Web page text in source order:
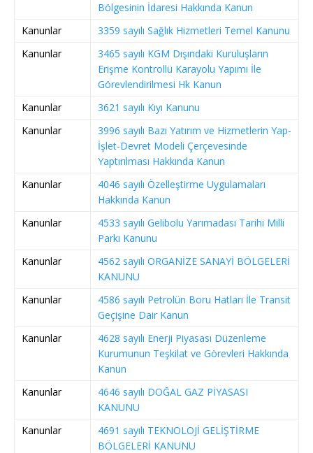
Bölgesinin İdaresi Hakkında Kanun
Kanunlar
3359 sayılı Sağlık Hizmetleri Temel Kanunu
Kanunlar
3465 sayılı KGM Dışındaki Kuruluşların
Erişme Kontrollü Karayolu Yapımı İle
Görevlendirilmesi Hk Kanun
Kanunlar
3621 sayılı Kıyı Kanunu
Kanunlar
3996 sayılı Bazı Yatırım ve Hizmetlerin Yap-
İşlet-Devret Modeli Çerçevesinde
Yaptırılması Hakkında Kanun
Kanunlar
4046 sayılı Özelleştirme Uygulamaları
Hakkında Kanun
Kanunlar
4533 sayılı Gelibolu Yarımadası Tarihi Milli
Parkı Kanunu
Kanunlar
4562 sayılı ORGANİZE SANAYİ BÖLGELERİ
KANUNU
Kanunlar
4586 sayılı Petrolün Boru Hatları İle Transit
Geçişine Dair Kanun
Kanunlar
4628 sayılı Enerji Piyasası Düzenleme
Kurumunun Teşkilat ve Görevleri Hakkında
Kanun
Kanunlar
4646 sayılı DOĞAL GAZ PİYASASI
KANUNU
Kanunlar
4691 sayılı TEKNOLOJİ GELİŞTİRME
BÖLGELERİ KANUNU